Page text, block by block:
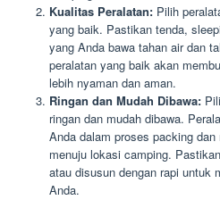
Kualitas Peralatan: Pilih
yang baik. Pastikan tenda,
yang Anda bawa tahan air dan
peralatan yang baik akan
lebih nyaman dan aman.
Ringan dan Mudah Dibawa:
ringan dan mudah dibawa.
Anda dalam proses packing
menuju lokasi camping.
atau disusun dengan rapi untuk
Anda.